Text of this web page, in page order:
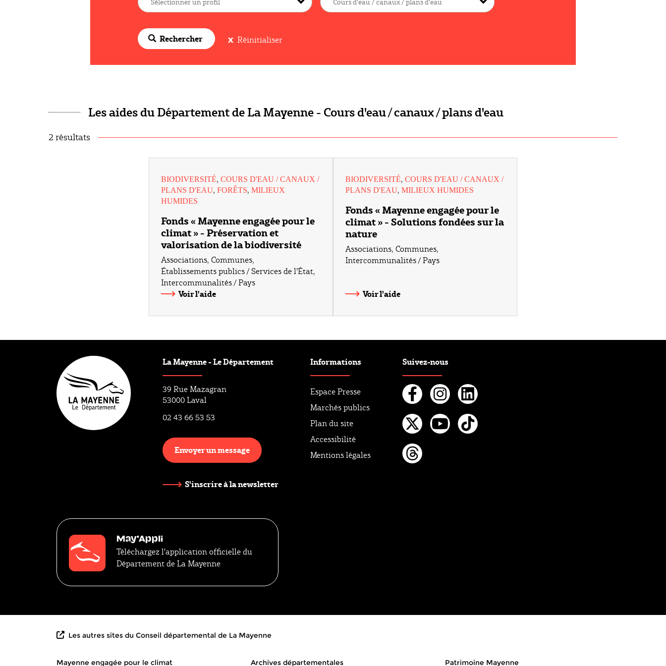
Rechercher Réinitialiser
Les aides du Département de La Mayenne - Cours d'eau / canaux / plans d'eau
2 résultats
BIODIVERSITÉ, COURS D'EAU / CANAUX /
PLANS D'EAU, FORÊTS, MILIEUX
HUMIDES
Fonds « Mayenne engagée pour le
climat » - Préservation et
valorisation de la biodiversité
Associations, Communes,
Établissements publics / Services de l'État,
Intercommunalités / Pays
Voir l'aide
BIODIVERSITÉ, COURS D'EAU / CANAUX /
PLANS D'EAU, MILIEUX HUMIDES
Fonds « Mayenne engagée pour le
climat » - Solutions fondées sur la
nature
Associations, Communes,
Intercommunalités / Pays
Voir l'aide
La Mayenne - Le Département
39 Rue Mazagran
53000 Laval
02 43 66 53 53
Envoyer un message
S'inscrire à la newsletter
Informations
Espace Presse
Marchés publics
Plan du site
Accessibilité
Mentions légales
Suivez-nous
Facebook
Instagram
Linkedin
Twitter
May'Appli
Téléchargez l'application officielle du
Département de La Mayenne
Les autres sites du Conseil départemental de La Mayenne
Mayenne engagée pour le climat Archives départementales Patrimoine Mayenne